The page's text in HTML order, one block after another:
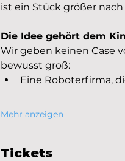
ist ein Stück größer
Die Idee gehört dem
Wir geben keinen Case
bewusst groß:
Eine Roboterfirma,
Mehr anzeigen
Tickets